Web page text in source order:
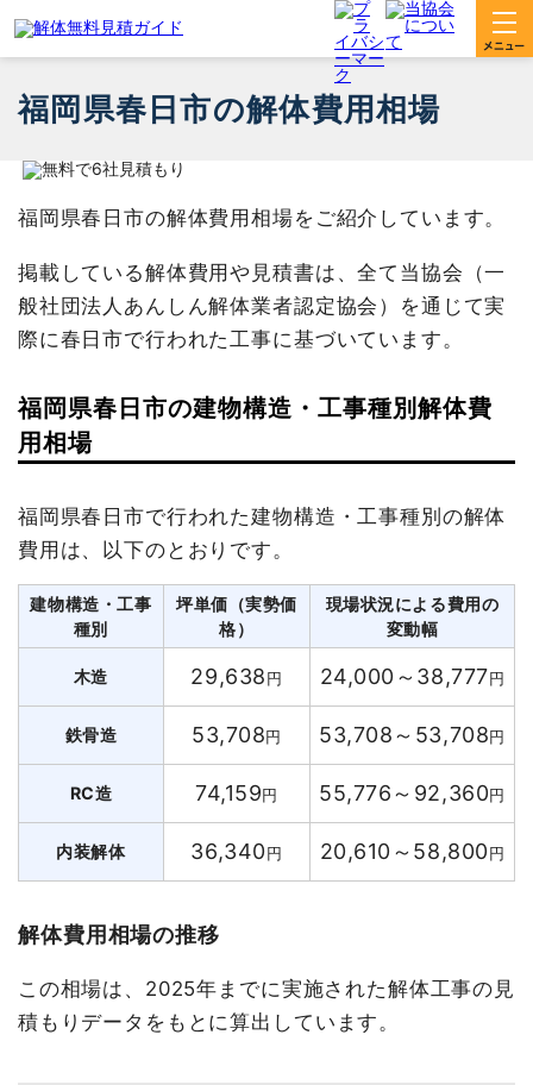
福岡県春日市の解体費用相場
福岡県春日市の解体費用相場をご紹介しています。
掲載している解体費用や見積書は、全て当協会（一
般社団法人あんしん解体業者認定協会）を通じて実
際に春日市で行われた工事に基づいています。
福岡県春日市の建物構造・工事種別解体費
用相場
福岡県春日市で行われた建物構造・工事種別の解体
費用は、以下のとおりです。
建物構造・工事
種別
坪単価（実勢価
格）
現場状況による費用の
変動幅
木造 29,638円 24,000～38,777円
鉄骨造 53,708円 53,708～53,708円
RC造 74,159円 55,776～92,360円
内装解体 36,340円 20,610～58,800円
解体費用相場の推移
この相場は、2025年までに実施された解体工事の見
積もりデータをもとに算出しています。